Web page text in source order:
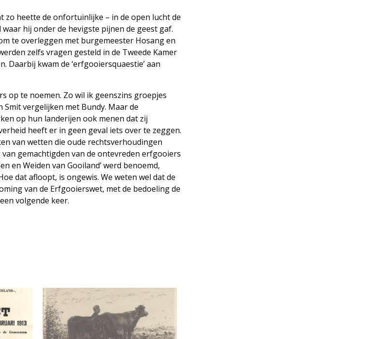
zo heette de onfortuinlijke – in de open lucht de
hij onder de hevigste pijnen de geest gaf.
te overleggen met burgemeester Hosang en
zelfs vragen gesteld in de Tweede Kamer
kwam de ‘erfgooiersquaestie’ aan
op te noemen. Zo wil ik geenszins groepjes
vergelijken met Bundy. Maar de
op hun landerijen ook menen dat zij
heeft er in geen geval iets over te zeggen.
van wetten die oude rechtsverhoudingen
gemachtigden van de ontevreden erfgooiers
en Weiden van Gooiland’ werd benoemd,
dat afloopt, is ongewis. We weten wel dat de
van de Erfgooierswet, met de bedoeling de
volgende keer.